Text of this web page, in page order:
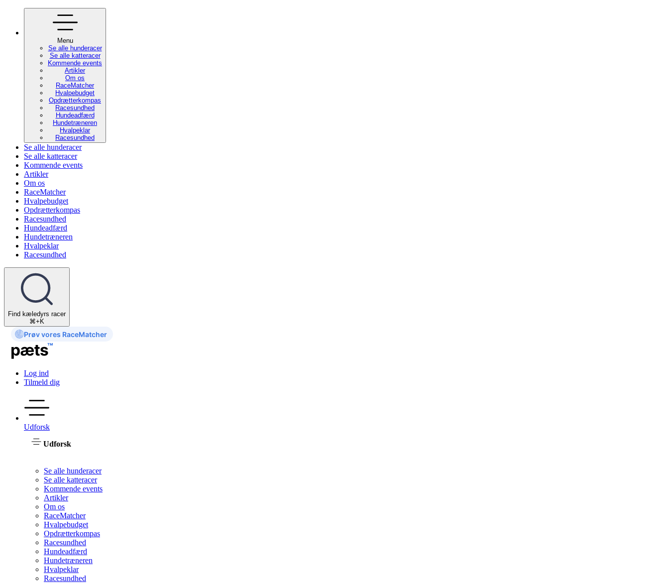
Menu
Se alle hunderacer
Se alle katteracer
Kommende events
Artikler
Om os
RaceMatcher
Hvalpebudget
Opdrætterkompas
Racesundhed
Hundeadfærd
Hundetræneren
Hvalpeklar
Racesundhed
Se alle hunderacer
Se alle katteracer
Kommende events
Artikler
Om os
RaceMatcher
Hvalpebudget
Opdrætterkompas
Racesundhed
Hundeadfærd
Hundetræneren
Hvalpeklar
Racesundhed
Find kæledyrs racer
⌘+K
Prøv vores RaceMatcher
Log ind
Tilmeld dig
Udforsk
Udforsk
Se alle hunderacer
Se alle katteracer
Kommende events
Artikler
Om os
RaceMatcher
Hvalpebudget
Opdrætterkompas
Racesundhed
Hundeadfærd
Hundetræneren
Hvalpeklar
Racesundhed